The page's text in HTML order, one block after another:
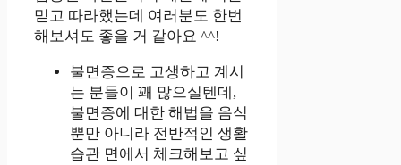
믿고 따라했는데 여러분도 한번
해보셔도 좋을 거 같아요 ^^!
불면증으로 고생하고 계시
는 분들이 꽤 많으실텐데,
불면증에 대한 해법을 음식
뿐만 아니라 전반적인 생활
습관 면에서 체크해보고 싶